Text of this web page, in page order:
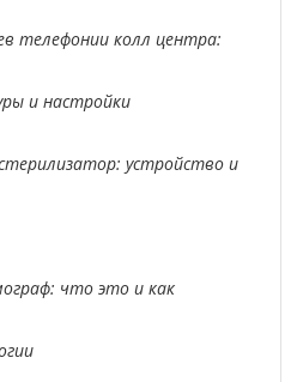
телефонии колл центра:
и настройки
устройство и
что это и как